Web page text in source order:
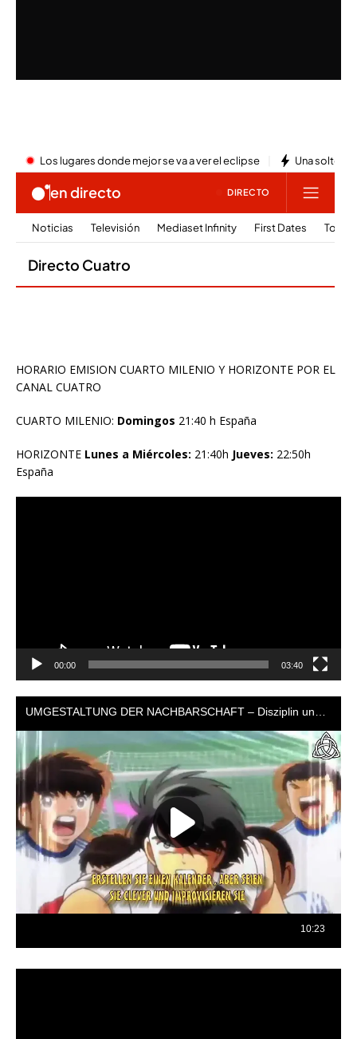
HORARIO EMISION CUARTO MILENIO Y HORIZONTE POR EL
CANAL CUATRO
CUARTO MILENIO: Domingos 21:40 h España
HORIZONTE Lunes a Miércoles: 21:40h Jueves: 22:50h
España
00:00 03:40